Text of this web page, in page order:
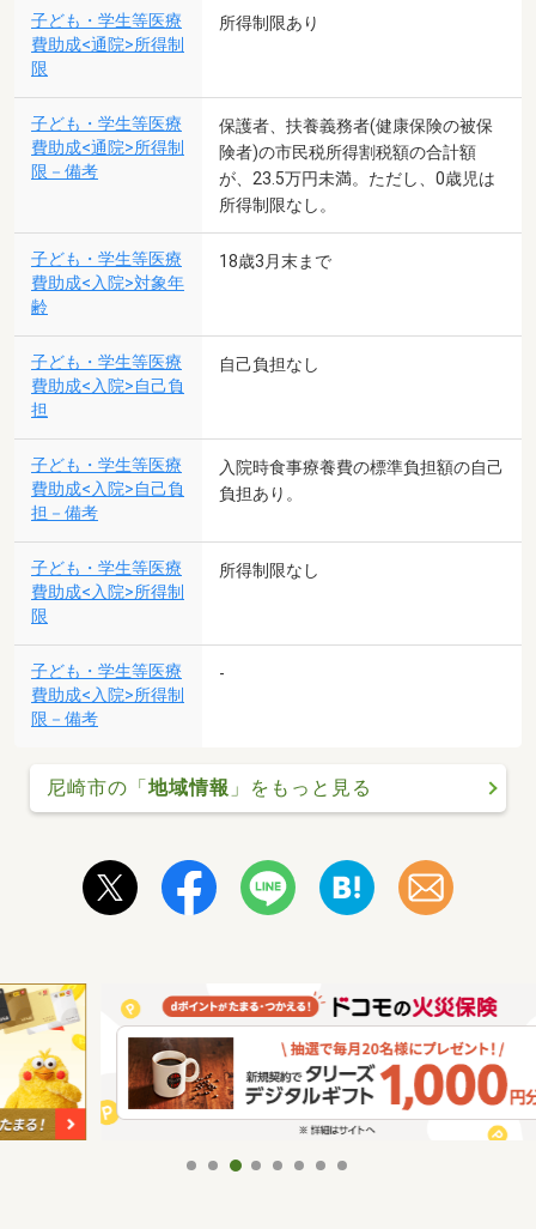
子ども・学生等医療
費助成<通院>所得制
限
所得制限あり
子ども・学生等医療
費助成<通院>所得制
限－備考
保護者、扶養義務者(健康保険の被保
険者)の市民税所得割税額の合計額
が、23.5万円未満。ただし、0歳児は
所得制限なし。
子ども・学生等医療
費助成<入院>対象年
齢
18歳3月末まで
子ども・学生等医療
費助成<入院>自己負
担
自己負担なし
子ども・学生等医療
費助成<入院>自己負
担－備考
入院時食事療養費の標準負担額の自己
負担あり。
子ども・学生等医療
費助成<入院>所得制
限
所得制限なし
子ども・学生等医療
費助成<入院>所得制
限－備考
-
尼崎市の「地域情報 」をもっと見る